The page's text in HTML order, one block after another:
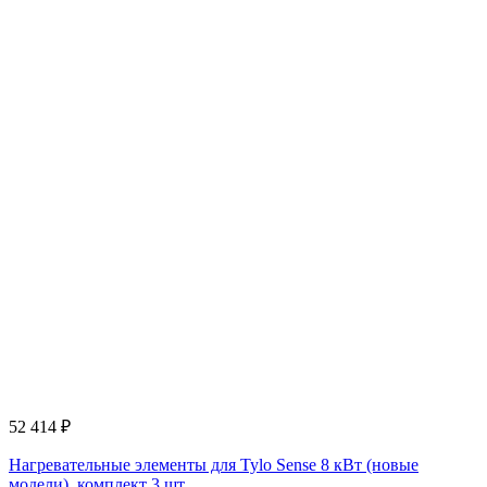
52 414 ₽
Нагревательные элементы для Tylo Sense 8 кВт (новые